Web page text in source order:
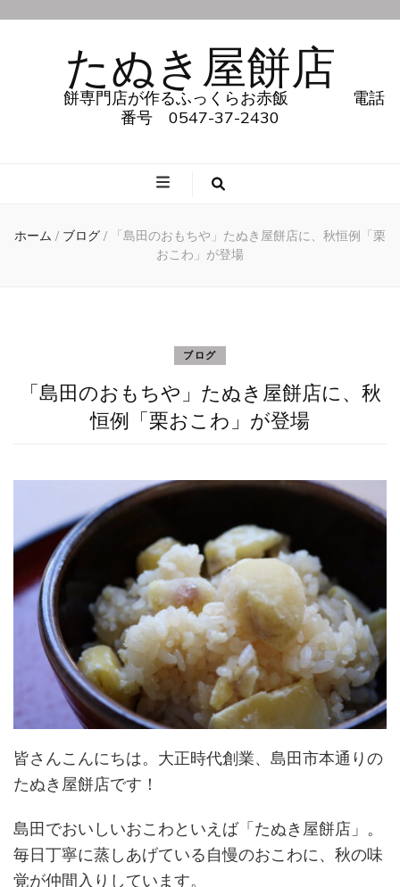
たぬき屋餅店
餅専門店が作るふっくらお赤飯 電話
番号 0547-37-2430
ホーム / ブログ /
「島田のおもちや」たぬき屋餅店に、秋恒例「栗
おこわ」が登場
ブログ
「島田のおもちや」たぬき屋餅店に、秋
恒例「栗おこわ」が登場
皆さんこんにちは。大正時代創業、島田市本通りの
たぬき屋餅店です！
島田でおいしいおこわといえば「たぬき屋餅店」。
毎日丁寧に蒸しあげている自慢のおこわに、秋の味
覚が仲間入りしています。